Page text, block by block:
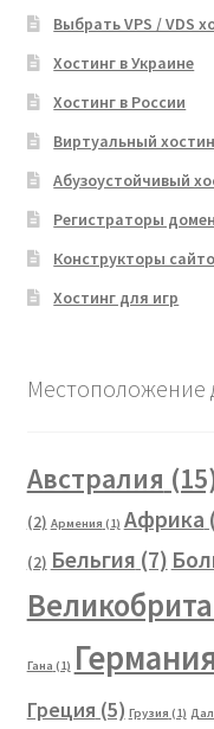
Выбрать VPS / VDS
Хостинг в Украине
Хостинг в России
Виртуальный
Абузоустойчивый
Регистраторы
Конструкторы
Хостинг для игр
Местоположение
Австралия
(2) Армения (1) Африка
(2) Бельгия (7)
Гана (1)
Греция (5) Грузия (1)